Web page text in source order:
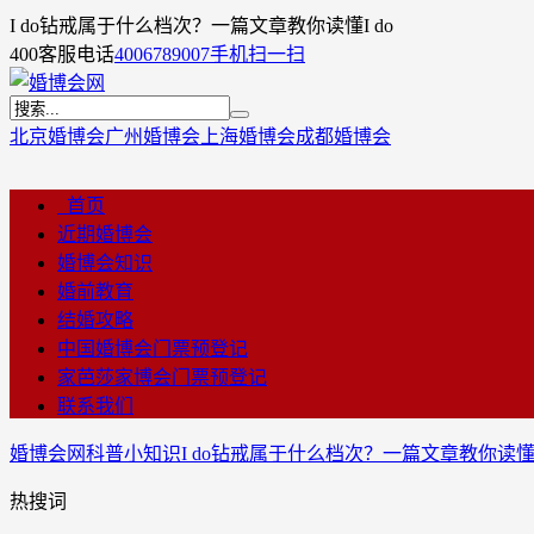
I do钻戒属于什么档次？一篇文章教你读懂I do
400客服电话4006789007手机扫一扫
北京婚博会广州婚博会 上海婚博会成都婚博会
首页
近期婚博会
婚博会知识
婚前教育
结婚攻略
中国婚博会门票预登记
家芭莎家博会门票预登记
联系我们
婚博会网科普小知识I do钻戒属于什么档次？一篇文章教你读
热搜词